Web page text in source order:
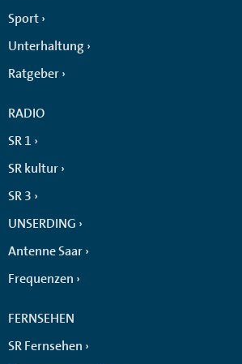
Sport
Unterhaltung
Ratgeber
RADIO
SR 1
SR kultur
SR 3
UNSERDING
Antenne Saar
Frequenzen
FERNSEHEN
SR Fernsehen